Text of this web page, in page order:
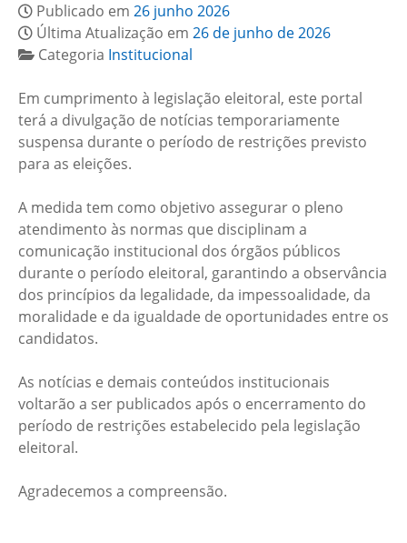
Publicado em 26 junho 2026
Última Atualização em 26 de junho de 2026
Categoria Institucional
Em cumprimento à legislação eleitoral, este portal
terá a divulgação de notícias temporariamente
suspensa durante o período de restrições previsto
para as eleições.
A medida tem como objetivo assegurar o pleno
atendimento às normas que disciplinam a
comunicação institucional dos órgãos públicos
durante o período eleitoral, garantindo a observância
dos princípios da legalidade, da impessoalidade, da
moralidade e da igualdade de oportunidades entre os
candidatos.
As notícias e demais conteúdos institucionais
voltarão a ser publicados após o encerramento do
período de restrições estabelecido pela legislação
eleitoral.
Agradecemos a compreensão.